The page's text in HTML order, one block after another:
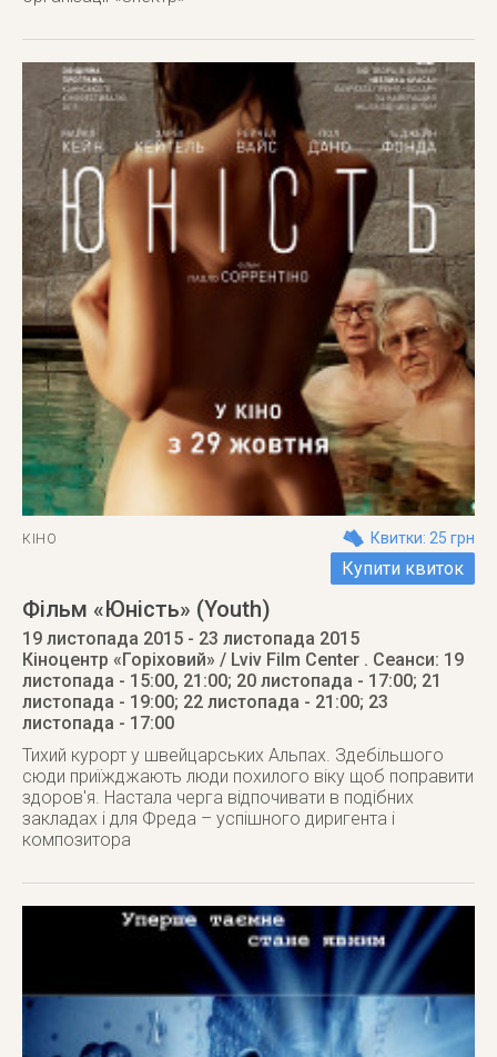
КІНО Квитки: 25 грн
Купити квиток
Фільм «Юність» (Youth)
19 листопада 2015 - 23 листопада 2015
Кіноцентр «Горіховий» / Lviv Film Center . Сеанси: 19
листопада - 15:00, 21:00; 20 листопада - 17:00; 21
листопада - 19:00; 22 листопада - 21:00; 23
листопада - 17:00
Тихий курорт у швейцарських Альпах. Здебільшого
сюди приїжджають люди похилого віку щоб поправити
здоров'я. Настала черга відпочивати в подібних
закладах і для Фреда – успішного диригента і
композитора